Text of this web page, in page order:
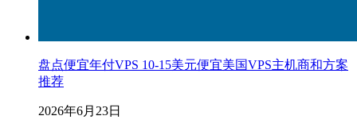
盘点便宜年付VPS 10-15美元便宜美国VPS主机商和方案
推荐
2026年6月23日